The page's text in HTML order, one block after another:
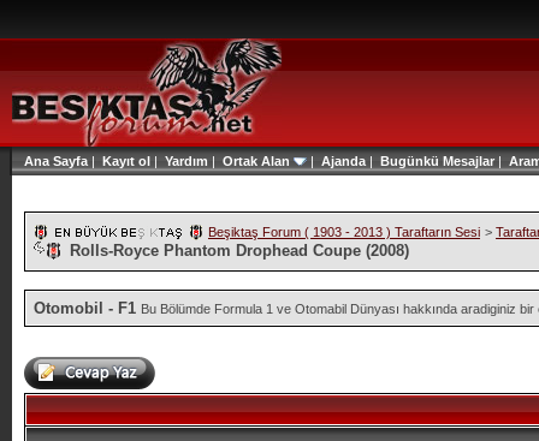
Ana Sayfa | Kayıt ol | Yardım | Ortak Alan | Ajanda | Bugünkü Mesajlar|
Beşiktaş Forum ( 1903 - 2013 ) Taraftarın Sesi >
Rolls-Royce Phantom Drophead Coupe (2008)
Otomobil - F1 Bu Bölümde Formula 1 ve Otomabil Dünyası hakkında aradiginiz